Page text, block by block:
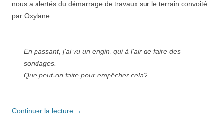
nous a alertés du démarrage de travaux sur le terrain convoité
par Oxylane :
En passant, j’ai vu un engin, qui à l’air de faire des
sondages.
Que peut-on faire pour empêcher cela?
Continuer la lecture →